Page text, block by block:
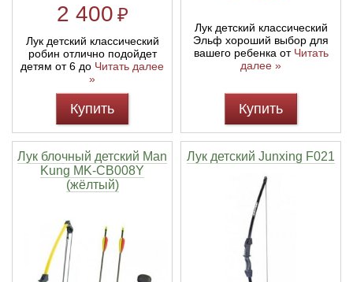
2 400 ₽
Лук детский классический
робин отлично подойдет
детям от 6 до Читать далее
»
Купить
Лук детский классический
Эльф хороший выбор для
вашего ребенка от Читать
далее »
Купить
Лук блочный детский Man
Kung MK-CB008Y
(жёлтый)
Лук детский Junxing F021